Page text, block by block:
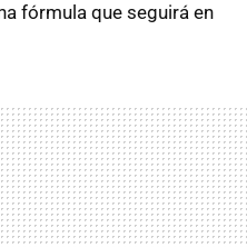
fórmula que seguirá en